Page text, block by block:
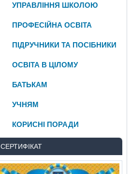
УПРАВЛІННЯ ШКОЛОЮ
ПРОФЕСІЙНА ОСВІТА
ПІДРУЧНИКИ ТА ПОСІБНИКИ
ОСВІТА В ЦІЛОМУ
БАТЬКАМ
УЧНЯМ
КОРИСНІ ПОРАДИ
СЕРТИФІКАТ